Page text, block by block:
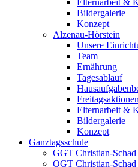
Elternarbeit &
Bildergalerie
Konzept
Alzenau-Hörstein
Unsere
Team
Ernährung
Tagesablauf
Elternarbeit &
Bildergalerie
Konzept
Ganztagsschule
GGT Christian-
OGT Christian-